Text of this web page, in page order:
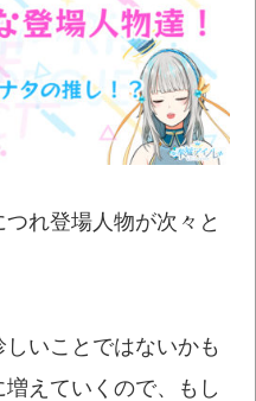
れ登場人物が次々と
いことではないかも
えていくので、もし